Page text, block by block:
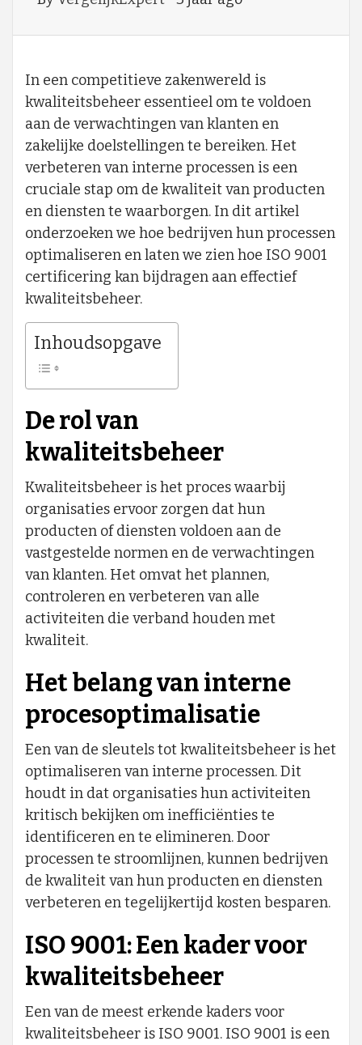
In een competitieve zakenwereld is
kwaliteitsbeheer essentieel om te voldoen
aan de verwachtingen van klanten en
zakelijke doelstellingen te bereiken. Het
verbeteren van interne processen is een
cruciale stap om de kwaliteit van producten
en diensten te waarborgen. In dit artikel
onderzoeken we hoe bedrijven hun processen
optimaliseren en laten we zien hoe ISO 9001
certificering kan bijdragen aan effectief
kwaliteitsbeheer.
Inhoudsopgave
De rol van
kwaliteitsbeheer
Kwaliteitsbeheer is het proces waarbij
organisaties ervoor zorgen dat hun
producten of diensten voldoen aan de
vastgestelde normen en de verwachtingen
van klanten. Het omvat het plannen,
controleren en verbeteren van alle
activiteiten die verband houden met
kwaliteit.
Het belang van interne
procesoptimalisatie
Een van de sleutels tot kwaliteitsbeheer is het
optimaliseren van interne processen. Dit
houdt in dat organisaties hun activiteiten
kritisch bekijken om inefficiënties te
identificeren en te elimineren. Door
processen te stroomlijnen, kunnen bedrijven
de kwaliteit van hun producten en diensten
verbeteren en tegelijkertijd kosten besparen.
ISO 9001: Een kader voor
kwaliteitsbeheer
Een van de meest erkende kaders voor
kwaliteitsbeheer is ISO 9001. ISO 9001 is een